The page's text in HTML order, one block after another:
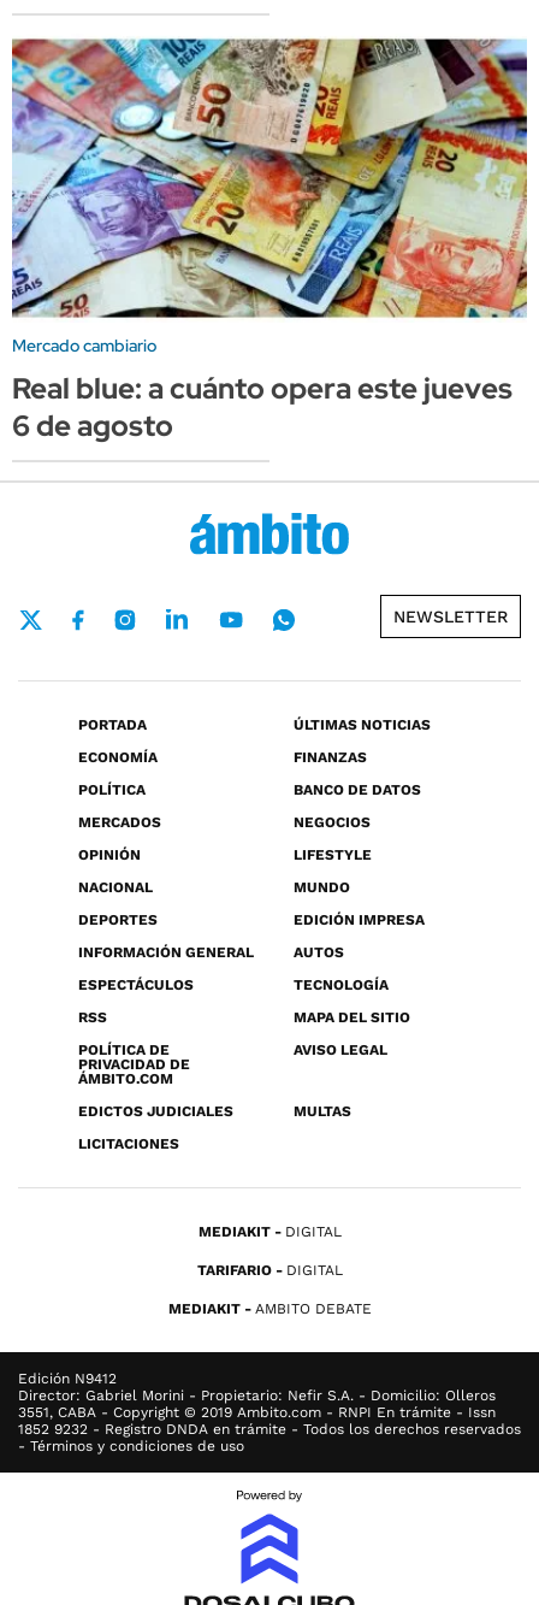
Mercado cambiario
Real blue: a cuánto opera este jueves
6 de agosto
NEWSLETTER
PORTADA
ÚLTIMAS NOTICIAS
ECONOMÍA
FINANZAS
POLÍTICA
BANCO DE DATOS
MERCADOS
NEGOCIOS
OPINIÓN
LIFESTYLE
NACIONAL
MUNDO
DEPORTES
EDICIÓN IMPRESA
INFORMACIÓN GENERAL
AUTOS
ESPECTÁCULOS
TECNOLOGÍA
RSS
MAPA DEL SITIO
POLÍTICA DE
PRIVACIDAD DE
ÁMBITO.COM
AVISO LEGAL
EDICTOS JUDICIALES
MULTAS
LICITACIONES
MEDIAKIT DIGITAL
TARIFARIO DIGITAL
MEDIAKIT AMBITO DEBATE
Edición N9412
Director: Gabriel Morini - Propietario: Nefir S.A. - Domicilio: Olleros
3551, CABA - Copyright © 2019 Ambito.com - RNPI En trámite - Issn
1852 9232 - Registro DNDA en trámite - Todos los derechos reservados
- Términos y condiciones de uso